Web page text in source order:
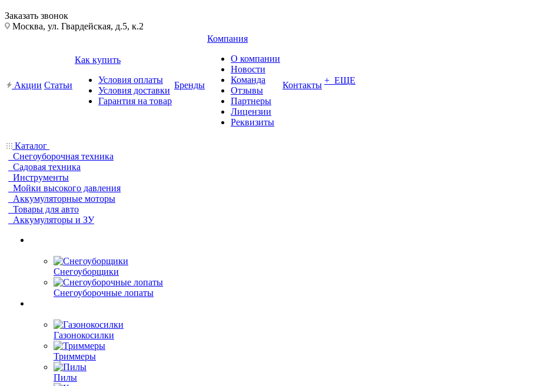
Заказать звонок
Москва, ул. Гвардейская, д.5, к.2
Акции Статьи
Как купить
Условия оплаты
Условия доставки
Гарантия на товар
Бренды
Компания
О компании
Новости
Команда
Отзывы
Партнеры
Лицензии
Реквизиты
Контакты + ЕЩЕ
Каталог
Снегоуборочная техника
Садовая техника
Инструменты
Мойки высокого давления
Аккумуляторные моторы
Товары для авто
Аккумуляторы и ЗУ
Снегоуборщики
Снегоуборочные лопаты
Газонокосилки
Триммеры
Пилы